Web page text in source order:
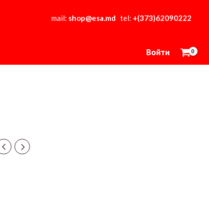
mail: shop@esa.md tel: +(373)62090222
Войти